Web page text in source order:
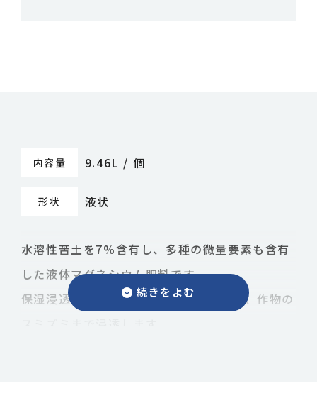
内容量 9.46L / 個
形状 液状
水溶性苦土を7%含有し、多種の微量要素も含有
した液体マグネシウム肥料です。
保湿浸透材入りですので、吸収性が高く、作物の